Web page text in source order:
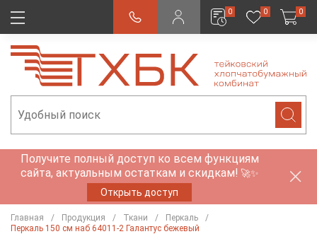
0 0 0
Получите полный доступ ко всем функциям
сайта, актуальным остаткам и скидкам! 🚀✨
Открыть доступ
Главная Продукция Ткани
Перкаль
Перкаль 150 см наб 64011-2 Галантус бежевый